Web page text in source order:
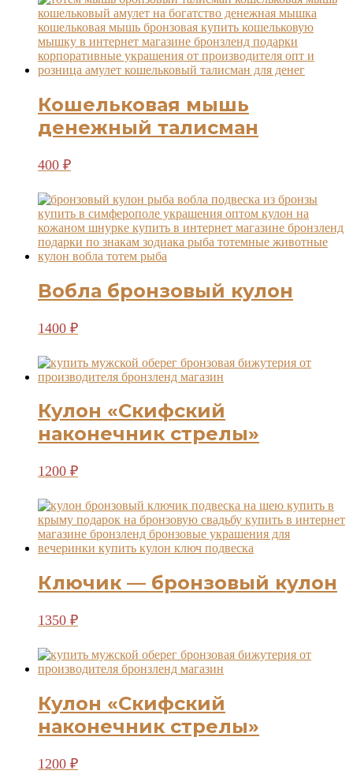
Кошельковая мышь
денежный талисман
400 ₽
Вобла бронзовый кулон
1400 ₽
Кулон «Скифский
наконечник стрелы»
1200 ₽Этот
товар
несколько
вариаций.
Опции
можно
на
странице
Ключик — бронзовый кулон
1350 ₽
Кулон «Скифский
наконечник стрелы»
1200 ₽